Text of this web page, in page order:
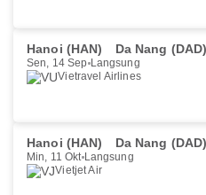
Hanoi (HAN) Da Nang (DAD)
Sen, 14 Sep Langsung
Vietravel Airlines
Hanoi (HAN) Da Nang (DAD)
Min, 11 Okt Langsung
Vietjet Air